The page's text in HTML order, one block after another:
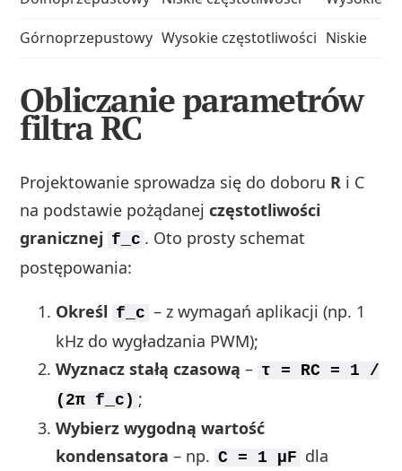
Górnoprzepustowy Wysokie częstotliwości Niskie
Obliczanie parametrów
filtra RC
Projektowanie sprowadza się do doboru R i C
na podstawie pożądanejczęstotliwości
granicznej f_c . Oto prosty schemat
postępowania:
Określ f_c – z wymagań aplikacji (np. 1
kHz do wygładzania PWM);
Wyznacz stałą czasową – τ = RC = 1 /
(2π f_c) ;
Wybierz wygodną wartość
kondensatora – np. C = 1 µF dla